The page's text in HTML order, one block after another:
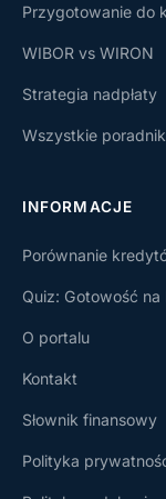
Przygotowanie do
WIBOR vs WIRON
Strategia nadpłaty
Wszystkie
INFORMACJE
Porównanie
Quiz: Gotowość na
O portalu
Kontakt
Słownik finansowy
Polityka